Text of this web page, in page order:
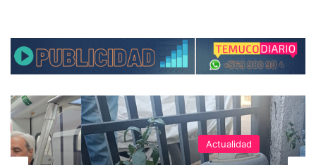
Actualidad